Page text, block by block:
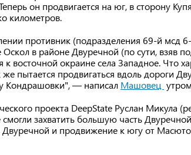
он продвигается на юг, в сторону
километров.
противник (подразделения 69-й мсд
в районе Двуречной (по сути, взяв
к восточной окраине села Западное. Что
же пытается продвигаться вдоль дороги
Кондрашовки", — написал Машовец
проекта DeepState Руслан Микула
захватить большую часть
Двуречной и продвижение к югу от